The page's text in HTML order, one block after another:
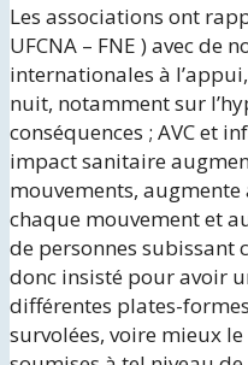
Les associations ont
UFCNA – FNE ) avec de
internationales à
nuit, notamment sur
conséquences ; AVC et
impact sanitaire
mouvements, augmente
chaque mouvement et
de personnes subissant
donc insisté pour avoir
différentes plates-
survolées, voire mieux